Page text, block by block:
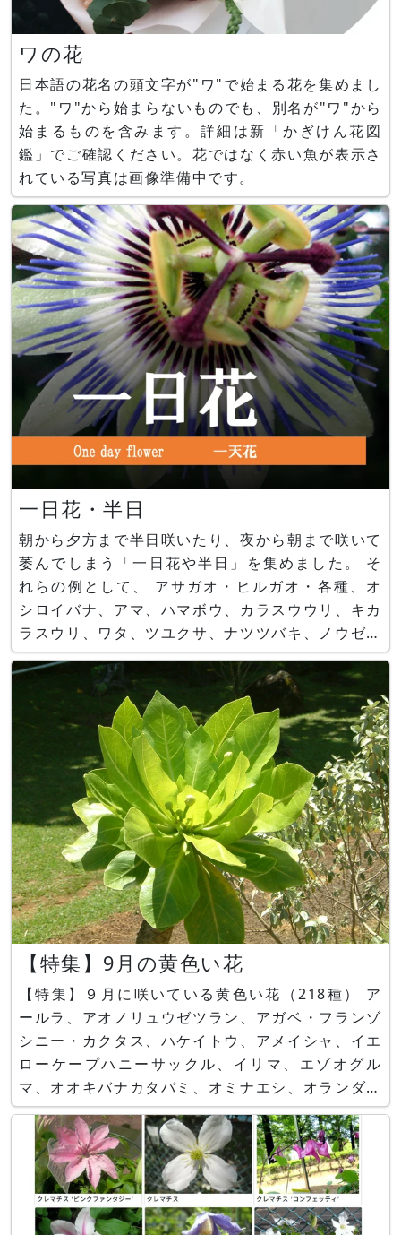
ワの花
日本語の花名の頭文字が"ワ"で始まる花を集めまし
た。"ワ"から始まらないものでも、別名が"ワ"から
始まるものを含みます。詳細は新「かぎけん花図
鑑」でご確認ください。花ではなく赤い魚が表示さ
れている写真は画像準備中です。
一日花・半日
朝から夕方まで半日咲いたり、夜から朝まで咲いて
萎んでしまう「一日花や半日」を集めました。 そ
れらの例として、 アサガオ・ヒルガオ・各種、オ
シロイバナ、アマ、ハマボウ、カラスウウリ、キカ
ラスウリ、ワタ、ツユクサ、ナツツバキ、ノウゼン
カツラ、ノカンゾウ、野牡丹、ヤノネボンテンカ、
マツヨイグサ、月見草各種、オクラ、ローゼル、ミ
ョウガ、ムラサキゴテン、ゼンテイカ、ヒオウギ、
ハナスベリヒユ、パッショ
【特集】9月の黄色い花
【特集】９月に咲いている黄色い花（218種） ア
ールラ、アオノリュウゼツラン、アガベ・フランゾ
シニー・カクタス、ハケイトウ、アメイシャ、イエ
ローケープハニーサックル、イリマ、エゾオグル
マ、オオキバナカタバミ、オミナエシ、オランダセ
ンニチ、カタバミ、カンレンボク、キカラスウリ、
キクイモ、キツリフネ、キバナノオオゴチョウ、グ
ラマトフィルム・スペキオスム、ケイトウ、ゴーヤ
ー、コウホネ、ツンベルギア・アラ